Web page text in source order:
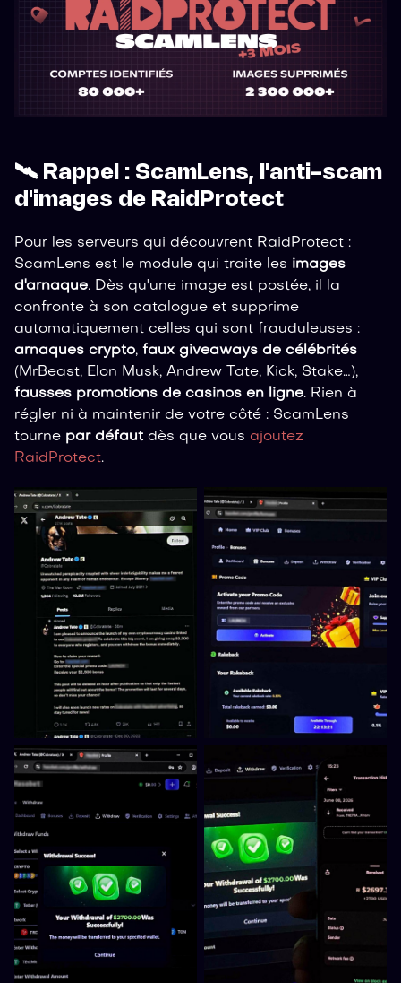
🛰️ Rappel : ScamLens, l'anti-scam
d'images de RaidProtect
Pour les serveurs qui découvrent RaidProtect :
ScamLens est le module qui traite les images
d'arnaque. Dès qu'une image est postée, il la
confronte à son catalogue et supprime
automatiquement celles qui sont frauduleuses :
arnaques crypto, faux giveaways de célébrités
(MrBeast, Elon Musk, Andrew Tate, Kick, Stake…),
fausses promotions de casinos en ligne. Rien à
régler ni à maintenir de votre côté : ScamLens
tourne par défaut dès que vous ajoutez
RaidProtect.